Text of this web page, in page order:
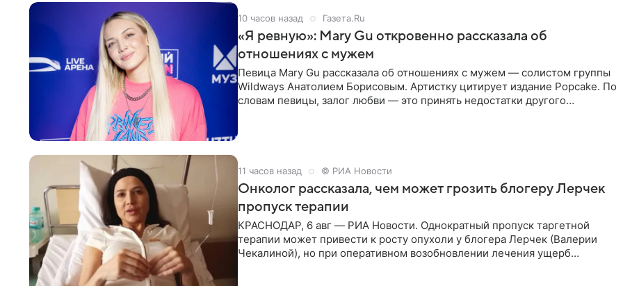
10 часов назад Газета.Ru
«Я ревную»: Mary Gu откровенно рассказала об
отношениях с мужем
Певица Mary Gu рассказала об отношениях с мужем — солистом группы
Wildways Анатолием Борисовым. Артистку цитирует издание Popcake. По
словам певицы, залог любви — это принять недостатки другого
11 часов назад © РИА Новости
Онколог рассказала, чем может грозить блогеру Лерчек
пропуск терапии
КРАСНОДАР, 6 авг — РИА Новости. Однократный пропуск таргетной
терапии может привести к росту опухоли у блогера Лерчек (Валерии
Чекалиной), но при оперативном возобновлении лечения ущерб